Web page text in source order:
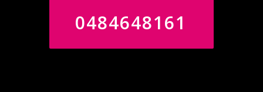
0484648161